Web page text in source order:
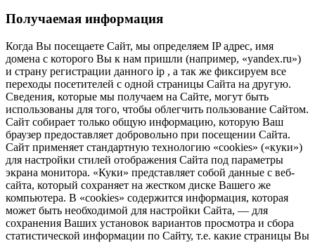
Получаемая информация
Когда Вы посещаете Сайт, мы определяем IP адрес, имя
домена с которого Вы к нам пришли (например, «yandex.ru»)
и страну регистрации данного ip , а так же фиксируем все
переходы посетителей с одной страницы Сайта на другую.
Сведения, которые мы получаем на Сайте, могут быть
использованы для того, чтобы облегчить пользование Сайтом.
Сайт собирает только общую информацию, которую Ваш
браузер предоставляет добровольно при посещении Сайта.
Сайт применяет стандартную технологию «cookies» («куки»)
для настройки стилей отображения Сайта под параметры
экрана монитора. «Куки» представляет собой данные с веб-
сайта, который сохраняет на жестком диске Вашего же
компьютера. В «cookies» содержится информация, которая
может быть необходимой для настройки Сайта, — для
сохранения Ваших установок вариантов просмотра и сбора
статистической информации по Сайту, т.е. какие страницы Вы